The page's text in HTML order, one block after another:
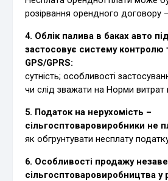
розірвання орендного договору
4. Облік палива в баках авто
застосовує систему контролю
GPS/GPRS:
сутність; особливості
чи слід зважати на Норми витрат
5. Податок на нерухомість –
сільгосптоваровиробники не
як обгрунтувати несплату
6. Особливості продажу
сільгосптоваровиробництва у